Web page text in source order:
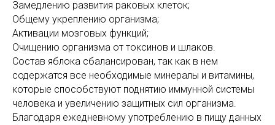
Замедлению развития раковых клеток;
Общему укреплению организма;
Активации мозговых функций;
Очищению организма от токсинов и шлаков.
Состав яблока сбалансирован, так как в нем
содержатся все необходимые минералы и витамины,
которые способствуют поднятию иммунной системы
человека и увеличению защитных сил организма.
Благодаря ежедневному употреблению в пищу данных